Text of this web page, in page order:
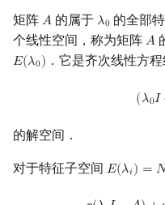
搜
如何参与
OI Wiki 不是什么
数学符号表
F.A.Q.
题型
学习路线
技巧
出题
评测工具
命令行
编译器
WSL (Windows 10)
C++ 标准库
C++ 进阶
C++ 与其他常用语言的区别
Pascal 转 C++ 急救
Python 速成
枚举
模拟
贪心
排序
BFS（搜索）
双向搜索
A*
迭代加深搜索
记忆化搜索
背包 DP
DAG 上的 DP
树形 DP
标准库
字符串匹配
字典树 (Trie)
前缀函数与 KMP 算法
平衡三进制
格雷码
素数
最大公约数
筛法
分解质因数
快速傅里叶变换
快速数论变换
Chirp Z 变换
多项式牛顿迭代
容斥原理
斐波那契数列
卡特兰数
斯特林数
准素分解
可对角化矩阵
循环子空间
幂零 Jordan 块
环论
域论
随机变量
随机变量的数字特征
零和游戏
非公平组合游戏
高斯消元
牛顿迭代法
队列
链表
并查集
堆
图的存储
DFS（图论）
树上问题
有向无环图
三维计算几何基础
距离
三角剖分
凸包
双指针
离线算法
随机化
悬线法
括号序列
线段树与离线询问
矩阵 𝐴
A 的属于 𝜆0
λ0 的全部
个线性空间，称为矩阵 𝐴
A
𝐸(𝜆0)
E(λ0) ．它是齐次线性方程
(𝜆0𝐼
( λ
的解空间．
对于特征子空间 𝐸(𝜆𝑖) = 𝑁
E(λi)= N( λiI
r(λ iI− A)+